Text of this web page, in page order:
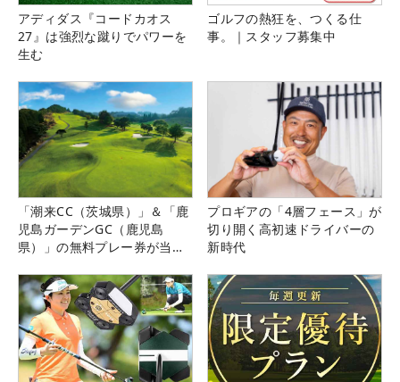
アディダス『コードカオス
27』は強烈な蹴りでパワーを
生む
ゴルフの熱狂を、つくる仕
事。｜スタッフ募集中
「潮来CC（茨城県）」＆「鹿
児島ガーデンGC（鹿児島
県）」の無料プレー券が当た
プロギアの「4層フェース」が
切り開く高初速ドライバーの
新時代